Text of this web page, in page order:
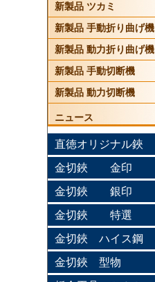
新製品 ツカミ
新製品 手動折り曲げ機
新製品 動力折り曲げ機
新製品 手動切断機
新製品 動力切断機
ニュース
直徳オリジナル鋏
金切鋏 金印
金切鋏 銀印
金切鋏 特選
金切鋏 ハイス鋼
金切鋏 型物